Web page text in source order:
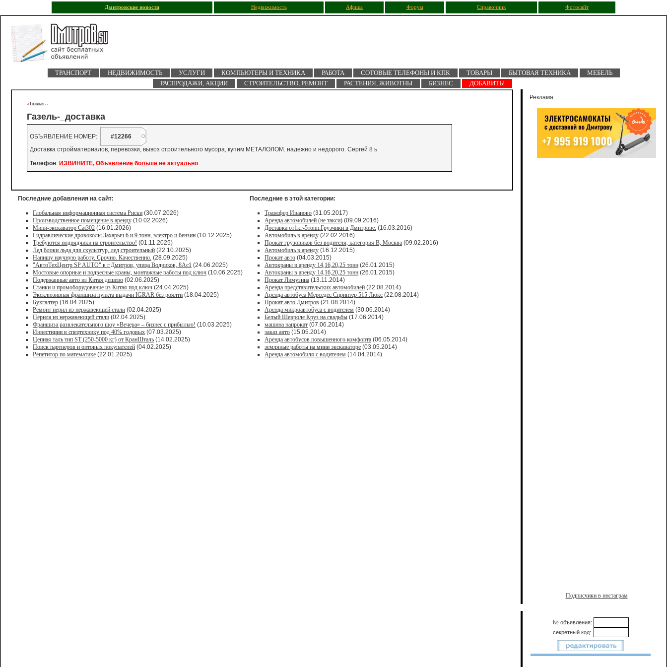
Дмитровские новости Недвижимость Афиша Форум Справочник Фотосайт
ТРАНСПОРТ НЕДВИЖИМОСТЬ УСЛУГИ КОМПЬЮТЕРЫ И ТЕХНИКА РАБОТА СОТОВЫЕ ТЕЛЕФОНЫ И КПК ТОВАРЫ БЫТОВАЯ ТЕХНИКА
МЕБЕЛЬ
РАСПРОДАЖИ, АКЦИИ
СТРОИТЕЛЬСТВО, РЕМОНТ РАСТЕНИЯ, ЖИВОТНЫ БИЗНЕС ДОБАВИТЬ!
->Главная - -
Газель-_доставка
ОБЪЯВЛЕНИЕ НОМЕР:
#12266
Доставка стройматериалов, перевозки, вывоз строительного мусора, купим МЕТАЛОЛОМ. надежно и недорого. Сергей 8 ь
Телефон: ИЗВИНИТЕ, Объявление больше не актуально
Последние добавления на сайт:
Глобальная информационная система Риски (30.07.2026)
Производственное помещение в аренду (10.02.2026)
Мини-экскаватор Cat302 (16.01.2026)
Гидравлические дровоколы Захарыч 6 и 9 тонн, электро и бензин (10.12.2025)
Требуются подрядчики на строительство! (01.11.2025)
Лед,блоки льда для скульптур, лед строительный (22.10.2025)
Напишу научную работу. Срочно. Качественно. (28.09.2025)
"АвтоТехЦентр SP AUTO" в г.Дмитров, улица Водников, 8Ас1 (24.06.2025)
Мостовые опорные и подвесные краны, монтажные работы под ключ (10.06.2025)
Подержанные авто из Китая дешево (02.06.2025)
Станки и промоборудование из Китая под ключ (24.04.2025)
Эксклюзивная франшиза пункта выдачи IGRAR без роялти (18.04.2025)
Бухгалтер (16.04.2025)
Ремонт перил из нержавеющей стали (02.04.2025)
Перила из нержавеющей стали (02.04.2025)
Франшиза развлекательного шоу «Вечера» – бизнес с прибылью! (10.03.2025)
Инвестиции в спецтехнику под 40% годовых (07.03.2025)
Цепная таль тип ST (250-5000 кг) от КранШталь (14.02.2025)
Поиск партнеров и оптовых покупателей (04.02.2025)
Репетитор по математике (22.01.2025)
Последние в этой категории:
Трансфер Иваново (31.05.2017)
Аренда автомобилей (не такси) (09.09.2016)
Доставка от1кг-5тонн.Грузчики в Дмитрове. (16.03.2016)
Автомобиль в аренду (22.02.2016)
Прокат грузовиков без водителя, категория В, Москва (09.02.2016)
Автомобиль в аренду (16.12.2015)
Прокат авто (04.03.2015)
Автокраны в аренду 14,16,20,25 тонн (26.01.2015)
Автокраны в аренду 14,16,20,25 тонн (26.01.2015)
Прокат Лимузина (13.11.2014)
Аренда представительских автомобилей (22.08.2014)
Аренда автобуса Мерседес Спринтер 515 Люкс (22.08.2014)
Прокат авто Дмитров (21.08.2014)
Аренда микроавтобуса с водителем (30.06.2014)
Белый Шевроле Круз на свадьбы (17.06.2014)
машина напрокат (07.06.2014)
заказ авто (15.05.2014)
Аренда автобусов повышенного комфорта (06.05.2014)
земляные работы на мини экскаваторе (03.05.2014)
Аренда автомобиля с водителем (14.04.2014)
Реклама:
Подписчики в инстаграм
№ объявления:
секретный код: